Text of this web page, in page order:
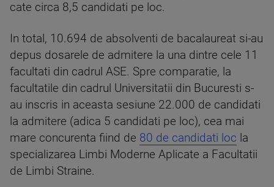
cate circa 8,5 candidati pe loc.
In total, 10.694 de absolventi de bacalaureat si-au
depus dosarele de admitere la una dintre cele 11
facultati din cadrul ASE. Spre comparatie, la
facultatile din cadrul Universitatii din Bucuresti s-
au inscris in aceasta sesiune 22.000 de candidati
la admitere (adica 5 candidati pe loc), cea mai
mare concurenta fiind de 80 de candidati loc la
specializarea Limbi Moderne Aplicate a Facultatii
de Limbi Straine.